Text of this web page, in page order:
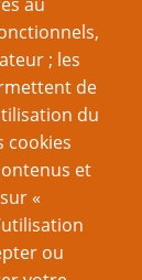
; les
de
du
cookies
et
«
ou